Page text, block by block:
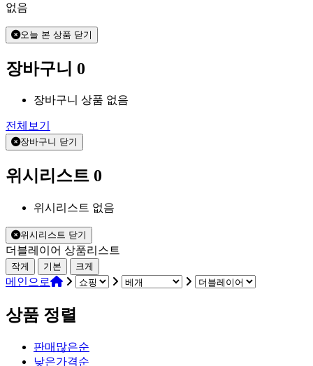
없음
오늘 본 상품 닫기
장바구니 0
장바구니 상품 없음
전체보기
장바구니 닫기
위시리스트 0
위시리스트 없음
위시리스트 닫기
더블레이어 상품리스트
작게 기본 크게
메인으로
상품 정렬
판매많은순
낮은가격순